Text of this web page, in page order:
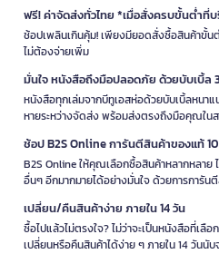
ฟรี! ค่าจัดส่งทั่วไทย *เมื่อสั่งครบขั้นต่ำที่
ช้อปเพลินเกินคุ้ม! เพียงมียอดสั่งซื้อสินค้าขั้
ไม่ต้องจ่ายเพิ่ม
มั่นใจ หนังสือถึงมือปลอดภัย ด้วยบับเบิ้ล
หนังสือทุกเล่มจากบีทูเอสห่อด้วยบับเบิ้ลหนา
หายระหว่างจัดส่ง พร้อมส่งตรงถึงมือคุณใ
ช้อป B2S Online การันตีสินค้าของแท้
B2S Online ให้คุณเลือกซื้อสินค้าหลากหลาย
อื่นๆ อีกมากมายได้อย่างมั่นใจ ด้วยการการั
เปลี่ยน/คืนสินค้าง่าย ภายใน 14 วัน
ซื้อไปแล้วไม่ตรงใจ? ไม่ว่าจะเป็นหนังสือที่เ
เปลี่ยนหรือคืนสินค้าได้ง่าย ๆ ภายใน 14 วันนั